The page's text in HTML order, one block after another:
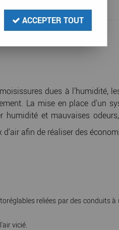
dues à l'humidité,
La mise en place d'un
et mauvaises
afin de réaliser des
reliées par des conduits
vicié.
ACCEPTER TOUT